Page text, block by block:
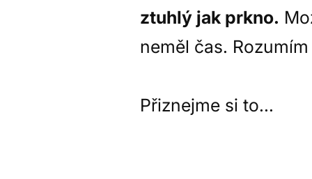
ztuhlý jak prkno.
neměl čas.
Přiznejme si to...